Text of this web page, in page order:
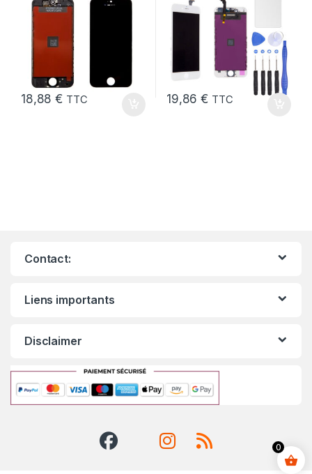
18,88€ TTC 19,86€ TTC
Contact:
Liens importants
Disclaimer
0